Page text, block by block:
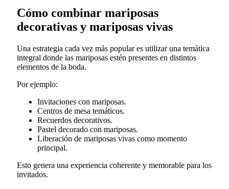
Cómo combinar mariposas
decorativas y mariposas vivas
Una estrategia cada vez más popular es utilizar una temática
integral donde las mariposas estén presentes en distintos
elementos de la boda.
Por ejemplo:
Invitaciones con mariposas.
Centros de mesa temáticos.
Recuerdos decorativos.
Pastel decorado con mariposas.
Liberación de mariposas vivas como momento
principal.
Esto genera una experiencia coherente y memorable para los
invitados.